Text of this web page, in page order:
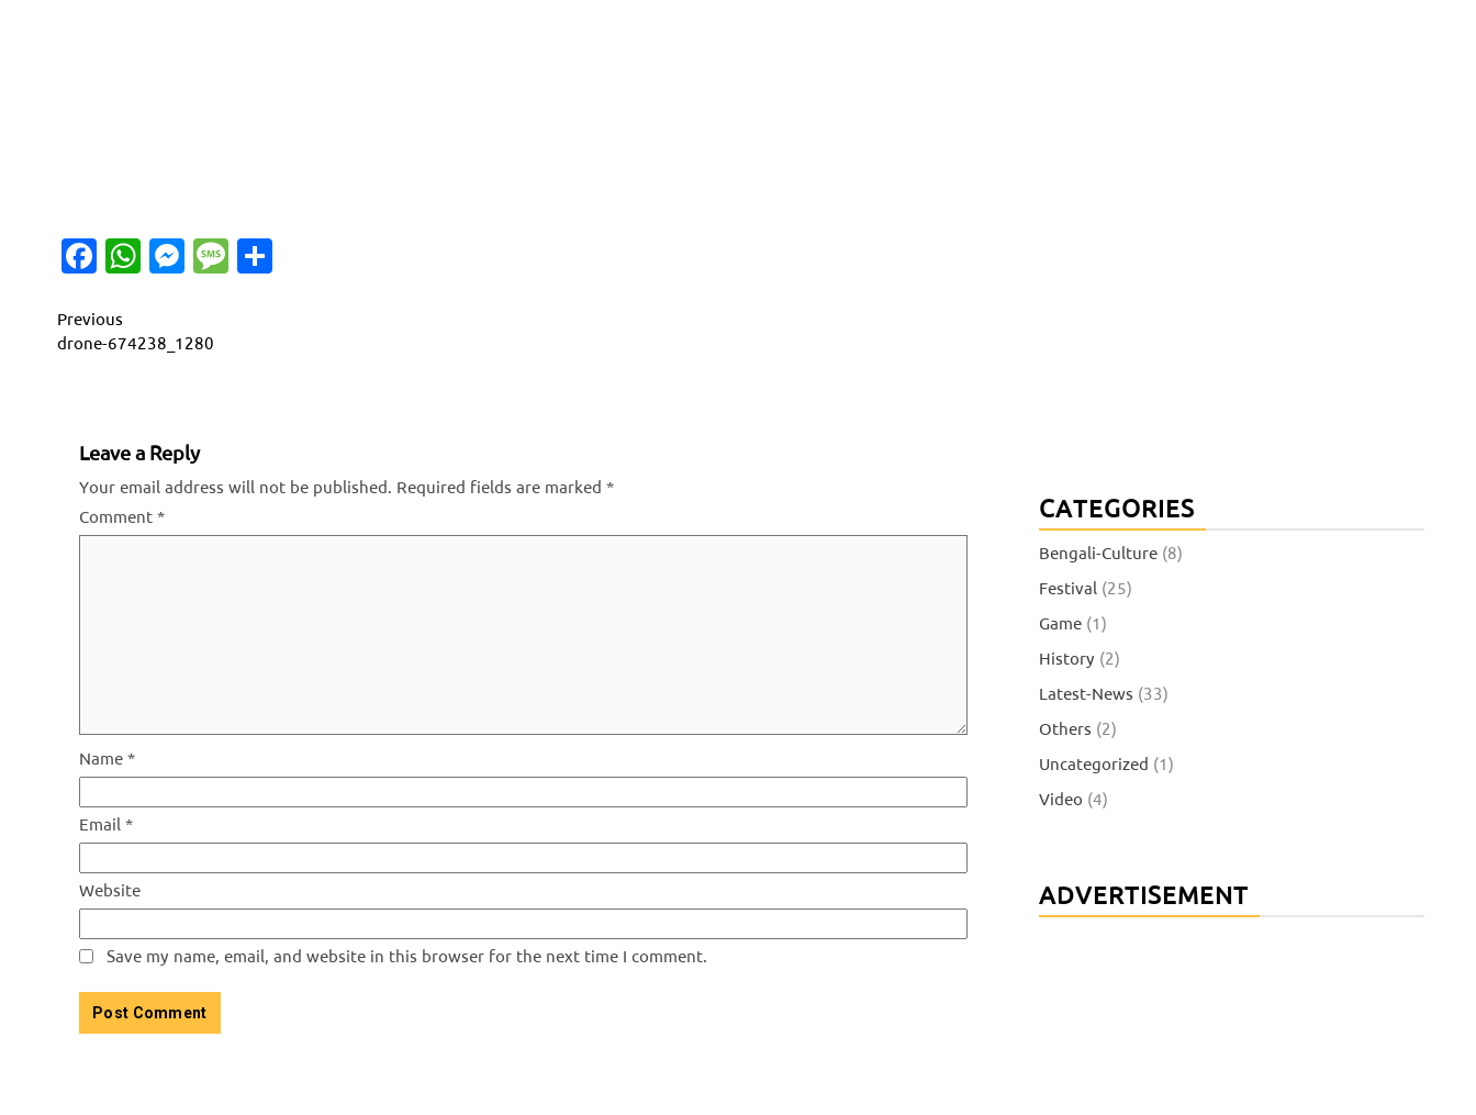
Facebook
WhatsApp
Messenger
Message
Continue
Reading
Previous
drone-674238_1280
Leave a Reply
Your email address will not be published. Required fields are marked *
Comment *
Name *
Email *
Website
Save my name, email, and website in this browser for the next time I comment.
CATEGORIES
Bengali-Culture (8)
Festival (25)
Game (1)
History (2)
Latest-News (33)
Others (2)
Uncategorized (1)
Video (4)
ADVERTISEMENT